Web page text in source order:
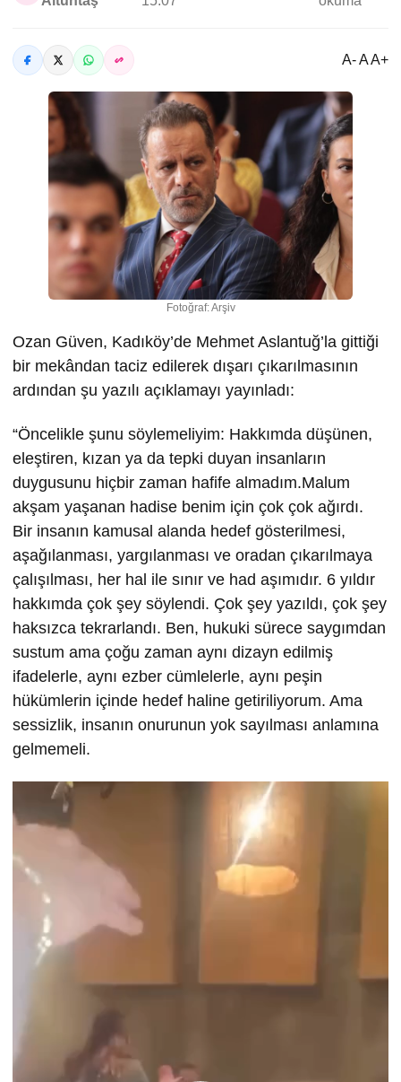
A- A A+
Fotoğraf: Arşiv
Ozan Güven, Kadıköy’de Mehmet Aslantuğ’la gittiği
bir mekândan taciz edilerek dışarı çıkarılmasının
ardından şu yazılı açıklamayı yayınladı:
“Öncelikle şunu söylemeliyim: Hakkımda düşünen,
eleştiren, kızan ya da tepki duyan insanların
duygusunu hiçbir zaman hafife almadım.Malum
akşam yaşanan hadise benim için çok çok ağırdı.
Bir insanın kamusal alanda hedef gösterilmesi,
aşağılanması, yargılanması ve oradan çıkarılmaya
çalışılması, her hal ile sınır ve had aşımıdır. 6 yıldır
hakkımda çok şey söylendi. Çok şey yazıldı, çok şey
haksızca tekrarlandı. Ben, hukuki sürece saygımdan
sustum ama çoğu zaman aynı dizayn edilmiş
ifadelerle, aynı ezber cümlelerle, aynı peşin
hükümlerin içinde hedef haline getiriliyorum. Ama
sessizlik, insanın onurunun yok sayılması anlamına
gelmemeli.
Video
oynatıcı